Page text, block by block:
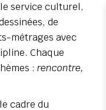
service culturel,
de
métrages avec
Chaque
: rencontre,
cadre du